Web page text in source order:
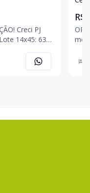
Creci PJ
pavimento casa 160 M2 ( 1 quarto, um
R$
04